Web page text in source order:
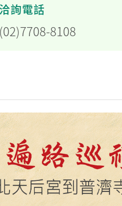
詢電話
8108